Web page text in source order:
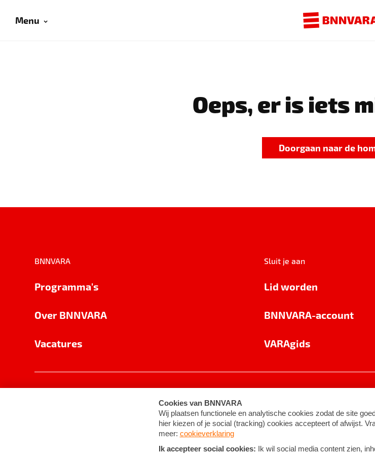
Menu
Oeps, er is iets
Doorgaan naar de
BNNVARA
Programma's
Over BNNVARA
Vacatures
Sluit je aan
Lid worden
BNNVARA-account
VARAgids
Cookie-instellingen Algemene voorwaarden ©2026BNNVARA